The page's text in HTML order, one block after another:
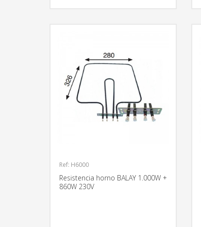
Ref: H6000
Resistencia horno BALAY 1.000W +
860W 230V